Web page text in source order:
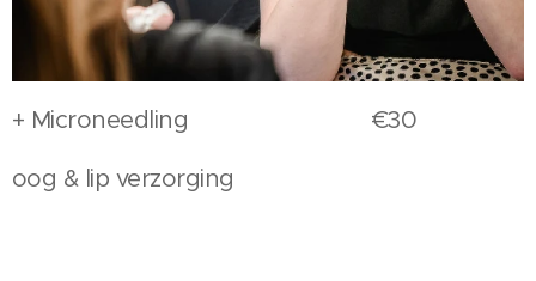
+ Microneedling €30
oog & lip verzorging